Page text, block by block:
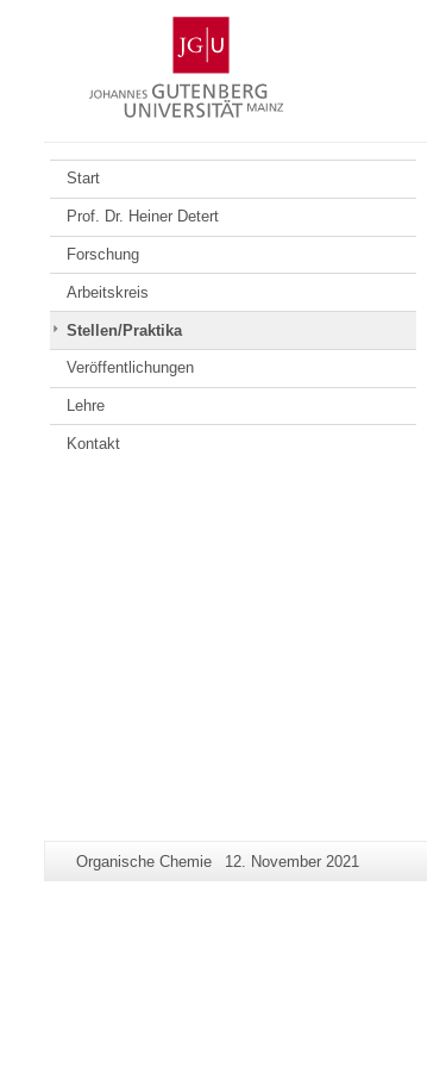
Gutenberg-
Universität
Mainz
Start
Prof. Dr. Heiner Detert
Forschung
Arbeitskreis
Stellen/Praktika
Veröffentlichungen
Lehre
Kontakt
Zusätzliche
Seiten-
Organische Chemie
Letzte
12. November 2021